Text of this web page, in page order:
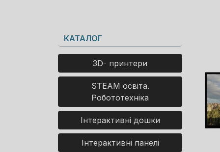
КАТАЛОГ
3D- принтери
STEAM освіта.
Робототехніка
Інтерактивні дошки
Інтерактивні панелі